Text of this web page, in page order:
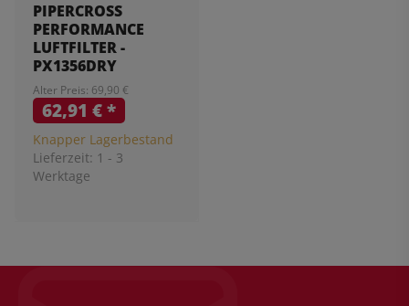
PIPERCROSS
PERFORMANCE
LUFTFILTER -
PX1356DRY
Alter Preis: 69,90 €
62,91 €*
Knapper Lagerbestand
Lieferzeit: 1 - 3
Werktage